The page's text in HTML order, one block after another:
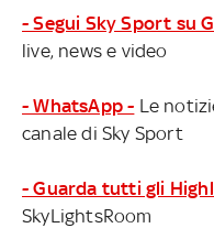
- Segui Sky Sport su
live, news e video
- WhatsApp - Le
canale di Sky Sport
- Guarda tutti gli
SkyLightsRoom